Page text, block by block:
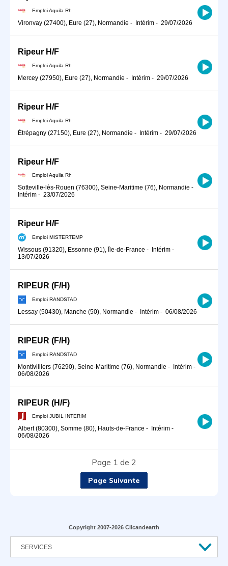
Emploi Aquila Rh
Vironvay (27400), Eure (27), Normandie - Intérim - 29/07/2026
Ripeur H/F
Emploi Aquila Rh
Mercey (27950), Eure (27), Normandie - Intérim - 29/07/2026
Ripeur H/F
Emploi Aquila Rh
Étrépagny (27150), Eure (27), Normandie - Intérim - 29/07/2026
Ripeur H/F
Emploi Aquila Rh
Sotteville-lès-Rouen (76300), Seine-Maritime (76), Normandie -
Intérim - 23/07/2026
Ripeur H/F
Emploi MISTERTEMP
Wissous (91320), Essonne (91), Île-de-France - Intérim -
13/07/2026
RIPEUR (F/H)
Emploi RANDSTAD
Lessay (50430), Manche (50), Normandie - Intérim - 06/08/2026
RIPEUR (F/H)
Emploi RANDSTAD
Montivilliers (76290), Seine-Maritime (76), Normandie - Intérim -
06/08/2026
RIPEUR (H/F)
Emploi JUBIL INTERIM
Albert (80300), Somme (80), Hauts-de-France - Intérim -
06/08/2026
Page 1 de 2
Page Suivante
Copyright 2007-2026 Clicandearth
SERVICES